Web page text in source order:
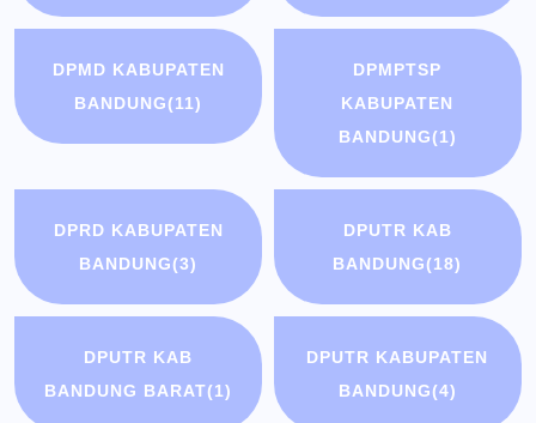
DPMD KABUPATEN
BANDUNG(11)
DPMPTSP
KABUPATEN
BANDUNG(1)
DPRD KABUPATEN
BANDUNG(3)
DPUTR KAB
BANDUNG(18)
DPUTR KAB
BANDUNG BARAT(1)
DPUTR KABUPATEN
BANDUNG(4)